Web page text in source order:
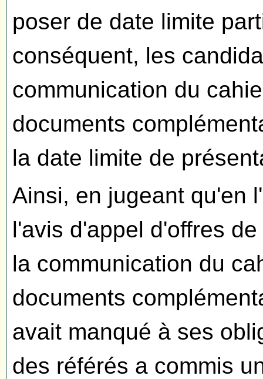
poser de date limite
conséquent, les
communication du
documents
la date limite de
Ainsi, en jugeant qu'en
l'avis d'appel d'offres
la communication du
documents
avait manqué à ses
des référés a commis